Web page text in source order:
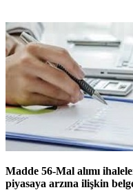
Madde 56-Mal alımı
piyasaya arzına ilişkin